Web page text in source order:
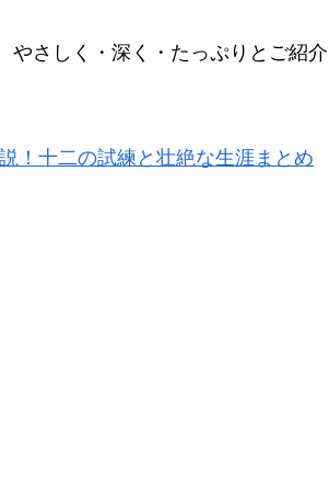
やさしく・深く・たっぷりとご紹介
！十二の試練と壮絶な生涯まとめ